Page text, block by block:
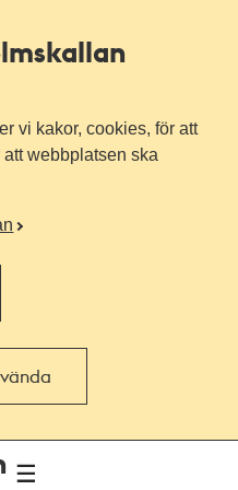
vi kakor, cookies, för att
webbplatsen ska